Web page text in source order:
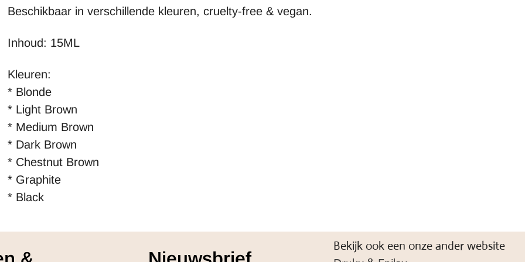
Beschikbaar in verschillende kleuren, cruelty-free & vegan.
Inhoud: 15ML
Kleuren:
* Blonde
* Light Brown
* Medium Brown
* Dark Brown
* Chestnut Brown
* Graphite
* Black
Bekijk ook een onze ander website